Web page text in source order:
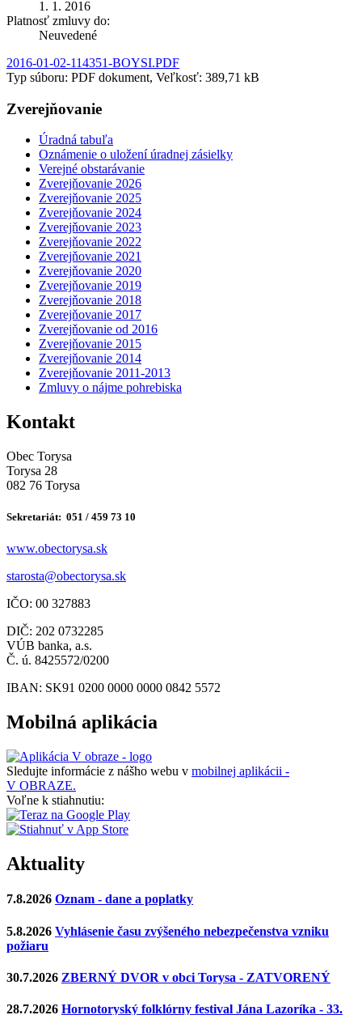
1. 1. 2016
Platnosť zmluvy do:
Neuvedené
2016-01-02-114351-BOYSI.PDF
Typ súboru: PDF dokument, Veľkosť: 389,71 kB
Zverejňovanie
Úradná tabuľa
Oznámenie o uložení úradnej zásielky
Verejné obstarávanie
Zverejňovanie 2026
Zverejňovanie 2025
Zverejňovanie 2024
Zverejňovanie 2023
Zverejňovanie 2022
Zverejňovanie 2021
Zverejňovanie 2020
Zverejňovanie 2019
Zverejňovanie 2018
Zverejňovanie 2017
Zverejňovanie od 2016
Zverejňovanie 2015
Zverejňovanie 2014
Zverejňovanie 2011-2013
Zmluvy o nájme pohrebiska
Kontakt
Obec Torysa
Torysa 28
082 76 Torysa
Sekretariát: 051 / 459 73 10
www.obectorysa.sk
starosta@obectorysa.sk
IČO: 00 327883
DIČ: 202 0732285
VÚB banka, a.s.
Č. ú. 8425572/0200
IBAN: SK91 0200 0000 0000 0842 5572
Mobilná aplikácia
Sledujte informácie z nášho webu v mobilnej aplikácii -
V OBRAZE.
Voľne k stiahnutiu:
Aktuality
7.8.2026 Oznam - dane a poplatky
5.8.2026 Vyhlásenie času zvýšeného nebezpečenstva vzniku
požiaru
30.7.2026 ZBERNÝ DVOR v obci Torysa - ZATVORENÝ
28.7.2026 Hornotoryský folklórny festival Jána Lazoríka - 33.